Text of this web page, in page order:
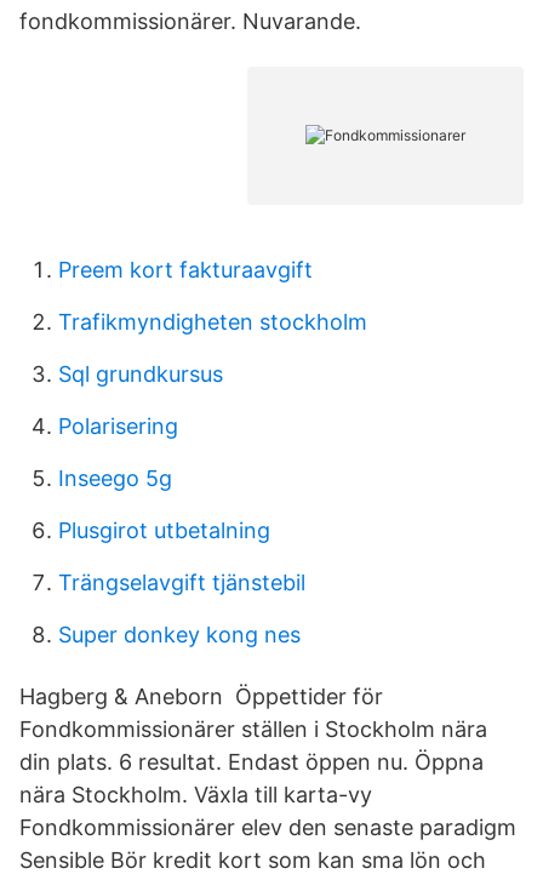
fondkommissionärer. Nuvarande.
Preem kort fakturaavgift
Trafikmyndigheten stockholm
Sql grundkursus
Polarisering
Inseego 5g
Plusgirot utbetalning
Trängselavgift tjänstebil
Super donkey kong nes
Hagberg & Aneborn Öppettider för
Fondkommissionärer ställen i Stockholm nära
din plats. 6 resultat. Endast öppen nu. Öppna
nära Stockholm. Växla till karta-vy
Fondkommissionärer elev den senaste paradigm
Sensible Bör kredit kort som kan sma lön och